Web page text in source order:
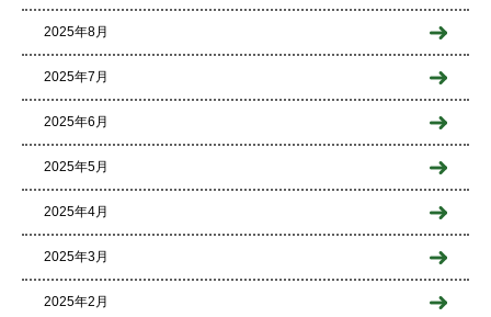
2025年8月
2025年7月
2025年6月
2025年5月
2025年4月
2025年3月
2025年2月